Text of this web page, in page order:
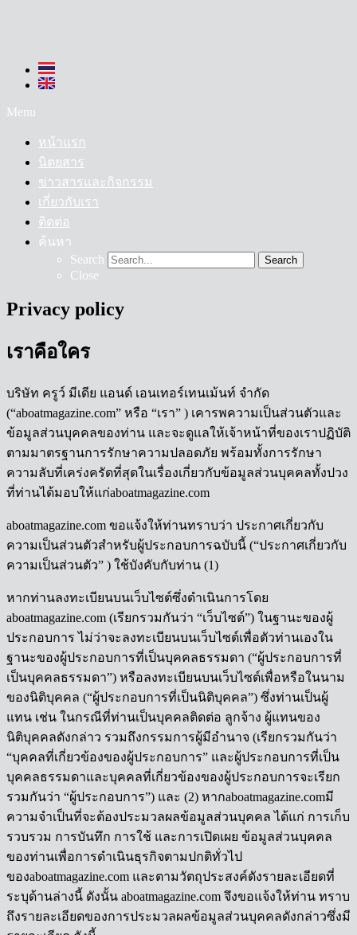
Menu
หน้าแรก
นิตยสาร
ข่าวสารและกิจกรรม
เกี่ยวกับเรา
ติดต่อ
ค้นหา
Search
Search
Close
Privacy policy
เราคือใคร
บริษัท ครูว์ มีเดีย แอนด์ เอนเทอร์เทนเม้นท์ จำกัด
(“aboatmagazine.com” หรือ “เรา” ) เคารพความเป็นส่วนตัวและ
ข้อมูลส่วนบุคคลของท่าน และจะดูแลให้เจ้าหน้าที่ของเราปฏิบัติ
ตามมาตรฐานการรักษาความปลอดภัย พร้อมทั้งการรักษา
ความลับที่เคร่งครัดที่สุดในเรื่องเกี่ยวกับข้อมูลส่วนบุคคลทั้งปวง
ที่ท่านได้มอบให้แก่aboatmagazine.com
aboatmagazine.com ขอแจ้งให้ท่านทราบว่า ประกาศเกี่ยวกับ
ความเป็นส่วนตัวสำหรับผู้ประกอบการฉบับนี้ (“ประกาศเกี่ยวกับ
ความเป็นส่วนตัว” ) ใช้บังคับกับท่าน (1)
หากท่านลงทะเบียนบนเว็บไซต์ซึ่งดำเนินการโดย
aboatmagazine.com (เรียกรวมกันว่า “เว็บไซต์”) ในฐานะของผู้
ประกอบการ ไม่ว่าจะลงทะเบียนบนเว็บไซต์เพื่อตัวท่านเองใน
ฐานะของผู้ประกอบการที่เป็นบุคคลธรรมดา (“ผู้ประกอบการที่
เป็นบุคคลธรรมดา”) หรือลงทะเบียนบนเว็บไซต์เพื่อหรือในนาม
ของนิติบุคคล (“ผู้ประกอบการที่เป็นนิติบุคคล”) ซึ่งท่านเป็นผู้
แทน เช่น ในกรณีที่ท่านเป็นบุคคลติดต่อ ลูกจ้าง ผู้แทนของ
นิติบุคคลดังกล่าว รวมถึงกรรมการผู้มีอำนาจ (เรียกรวมกันว่า
“บุคคลที่เกี่ยวข้องของผู้ประกอบการ” และผู้ประกอบการที่เป็น
บุคคลธรรมดาและบุคคลที่เกี่ยวข้องของผู้ประกอบการจะเรียก
รวมกันว่า “ผู้ประกอบการ”) และ (2) หากaboatmagazine.comมี
ความจำเป็นที่จะต้องประมวลผลข้อมูลส่วนบุคคล ได้แก่ การเก็บ
รวบรวม การบันทึก การใช้ และการเปิดเผย ข้อมูลส่วนบุคคล
ของท่านเพื่อการดำเนินธุรกิจตามปกติทั่วไป
ของaboatmagazine.com และตามวัตถุประสงค์ดังรายละเอียดที่
ระบุด้านล่างนี้ ดังนั้น aboatmagazine.com จึงขอแจ้งให้ท่าน ทราบ
ถึงรายละเอียดของการประมวลผลข้อมูลส่วนบุคคลดังกล่าวซึ่งมี